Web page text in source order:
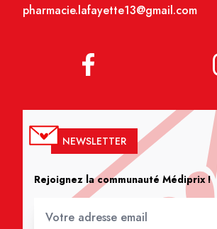
pharmacie.lafayette13@gmail.com
NEWSLETTER
Rejoignez la communauté Médiprix !